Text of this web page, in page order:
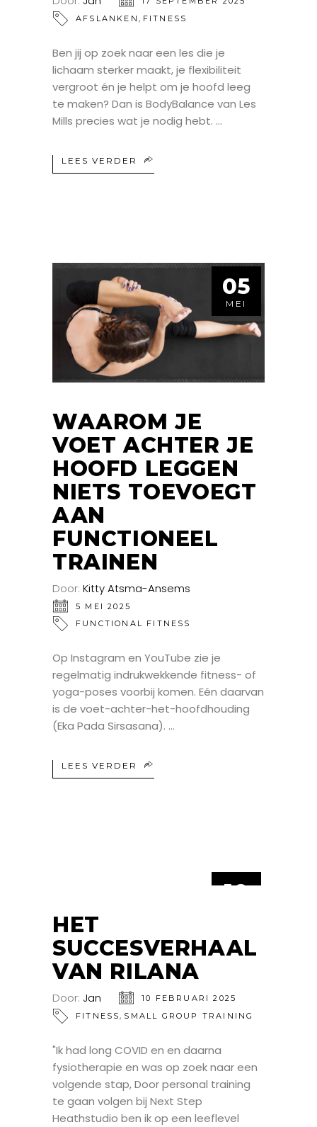
AFSLANKEN , FITNESS
Ben jij op zoek naar een les die je
lichaam sterker maakt, je flexibiliteit
vergroot én je helpt om je hoofd leeg
te maken? Dan is BodyBalance van Les
Mills precies wat je nodig hebt.
LEES VERDER
05
MEI
WAAROM JE
VOET ACHTER JE
HOOFD LEGGEN
NIETS TOEVOEGT
AAN
FUNCTIONEEL
TRAINEN
Door: Kitty Atsma-Ansems
5 MEI 2025
FUNCTIONAL FITNESS
Op Instagram en YouTube zie je
regelmatig indrukwekkende fitness- of
yoga-poses voorbij komen. Eén daarvan
is de voet-achter-het-hoofdhouding
(Eka Pada Sirsasana).
LEES VERDER
10
HET
SUCCESVERHAAL
VAN RILANA
Door: Jan
10 FEBRUARI 2025
FITNESS, SMALL GROUP TRAINING
"Ik had long COVID en en daarna
fysiotherapie en was op zoek naar een
volgende stap, Door personal training
te gaan volgen bij Next Step
Heathstudio ben ik op een leeflevel